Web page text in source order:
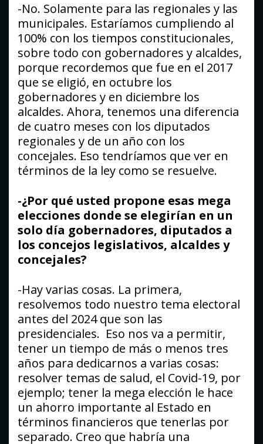
-No. Solamente para las regionales y las
municipales. Estaríamos cumpliendo al
100% con los tiempos constitucionales,
sobre todo con gobernadores y alcaldes,
porque recordemos que fue en el 2017
que se eligió, en octubre los
gobernadores y en diciembre los
alcaldes. Ahora, tenemos una diferencia
de cuatro meses con los diputados
regionales y de un año con los
concejales. Eso tendríamos que ver en
términos de la ley como se resuelve.
-¿Por qué usted propone esas mega
elecciones donde se elegirían en un
solo día gobernadores, diputados a
los concejos legislativos, alcaldes y
concejales?
-Hay varias cosas. La primera,
resolvemos todo nuestro tema electoral
antes del 2024 que son las
presidenciales. Eso nos va a permitir,
tener un tiempo de más o menos tres
años para dedicarnos a varias cosas:
resolver temas de salud, el Covid-19, por
ejemplo; tener la mega elección le hace
un ahorro importante al Estado en
términos financieros que tenerlas por
separado. Creo que habría una